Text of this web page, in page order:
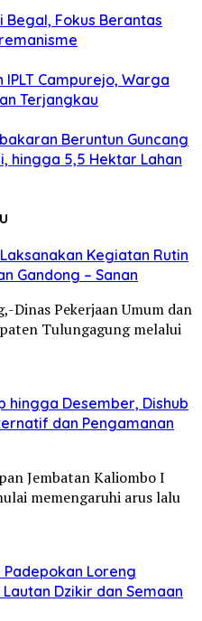
Begal, Fokus Berantas
IPLT Campurejo, Warga
Terjangkau
Beruntun Guncang
hingga 5,5 Hektar Lahan
Kegiatan Rutin
Gandong – Sanan
Dinas Pekerjaan Umum dan
Tulungagung melalui
hingga Desember, Dishub
dan Pengamanan
Jembatan Kaliombo I
memengaruhi arus lalu
Padepokan Loreng
Dzikir dan Semaan